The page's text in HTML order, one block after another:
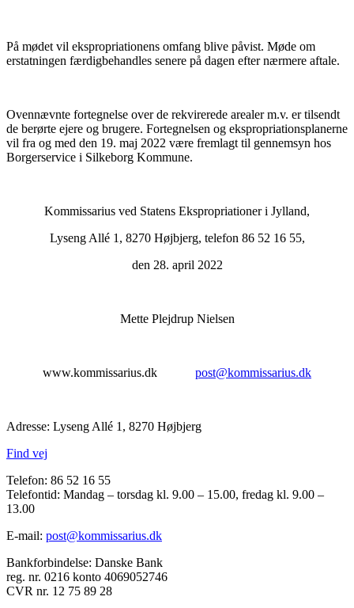
På mødet vil ekspropriationens omfang blive påvist. Møde om
erstatningen færdigbehandles senere på dagen efter nærmere aftale.
Ovennævnte fortegnelse over de rekvirerede arealer m.v. er tilsendt
de berørte ejere og brugere. Fortegnelsen og ekspropriationsplanerne
vil fra og med den 19. maj 2022 være fremlagt til gennemsyn hos
Borgerservice i Silkeborg Kommune.
Kommissarius ved Statens Ekspropriationer i Jylland,
Lyseng Allé 1, 8270 Højbjerg, telefon 86 52 16 55,
den 28. april 2022
Mette Plejdrup Nielsen
www.kommissarius.dk post@kommissarius.dk
Adresse: Lyseng Allé 1, 8270 Højbjerg
Find vej
Telefon: 86 52 16 55
Telefontid: Mandag – torsdag kl. 9.00 – 15.00, fredag kl. 9.00 –
13.00
E-mail: post@kommissarius.dk
Bankforbindelse: Danske Bank
reg. nr. 0216 konto 4069052746
CVR nr. 12 75 89 28